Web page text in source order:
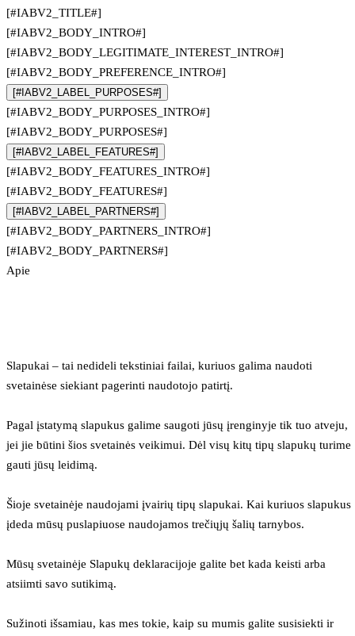
[#IABV2_TITLE#]
[#IABV2_BODY_INTRO#]
[#IABV2_BODY_LEGITIMATE_INTEREST_INTRO#]
[#IABV2_BODY_PREFERENCE_INTRO#]
[#IABV2_LABEL_PURPOSES#]
[#IABV2_BODY_PURPOSES_INTRO#]
[#IABV2_BODY_PURPOSES#]
[#IABV2_LABEL_FEATURES#]
[#IABV2_BODY_FEATURES_INTRO#]
[#IABV2_BODY_FEATURES#]
[#IABV2_LABEL_PARTNERS#]
[#IABV2_BODY_PARTNERS_INTRO#]
[#IABV2_BODY_PARTNERS#]
Apie
Slapukai – tai nedideli tekstiniai failai, kuriuos galima naudoti
svetainėse siekiant pagerinti naudotojo patirtį.
Pagal įstatymą slapukus galime saugoti jūsų įrenginyje tik tuo atveju,
jei jie būtini šios svetainės veikimui. Dėl visų kitų tipų slapukų turime
gauti jūsų leidimą.
Šioje svetainėje naudojami įvairių tipų slapukai. Kai kuriuos slapukus
įdeda mūsų puslapiuose naudojamos trečiųjų šalių tarnybos.
Mūsų svetainėje Slapukų deklaracijoje galite bet kada keisti arba
atsiimti savo sutikimą.
Sužinoti išsamiau, kas mes tokie, kaip su mumis galite susisiekti ir